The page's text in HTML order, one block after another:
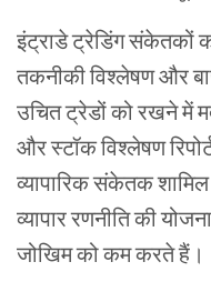
इंट्राडेट्रेडिंगसंकेतकों
तकनीकीविश्लेषणऔर
उचितट्रेडोंकोरखनेमें
औरस्टॉकविश्लेषण
व्यापारिकसंकेतकशामिल
व्यापाररणनीतिकीयोजना
जोखिमकोकमकरतेहैं।